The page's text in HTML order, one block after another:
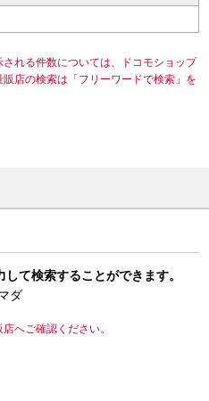
される件数については、ドコモショップ
店の検索は「フリーワードで検索」を
て検索することができます。
ダ
へご確認ください。